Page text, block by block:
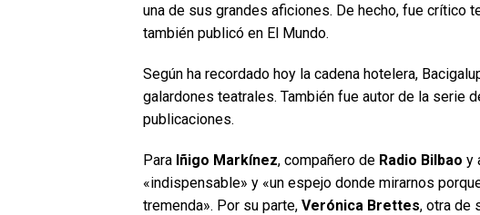
una de sus grandes aficiones. De hecho, fue crítico
también publicó en El Mundo.
Según ha recordado hoy la cadena hotelera,
galardones teatrales. También fue autor de la serie
publicaciones.
Para Iñigo Markínez, compañero de Radio Bilbao y
«indispensable» y «un espejo donde mirarnos
tremenda». Por su parte, Verónica Brettes, otra de